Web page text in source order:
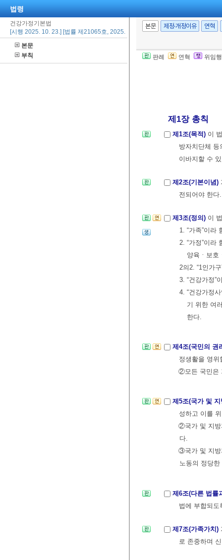
법령
건강가정기본법
[시행 2025. 10. 23.] [법률 제21065호, 2025. 10. 1., 타법개정]
본문
부칙
본문 제정·개정이유 연혁
판례 연혁 위임
제1장 총칙
제1조(목적) 이
방자치단체
이바지할 수
제2조(기본이념)
전되어야 한다.
제3조(정의) 이
1. “가족”이라
2. “가정”이라
양육ㆍ보호
2의2. “1인가
3. “건강가정”
4. “건강가정
기 위한 여
한다.
제4조(국민의 권
정생활을 영위
②모든 국민은
제5조(국가 및
성하고 이를
②국가 및 지방
다.
③국가 및 지방
노동의 정당
제6조(다른 법률
법에 부합되도
제7조(가족가치)
로 존중하며